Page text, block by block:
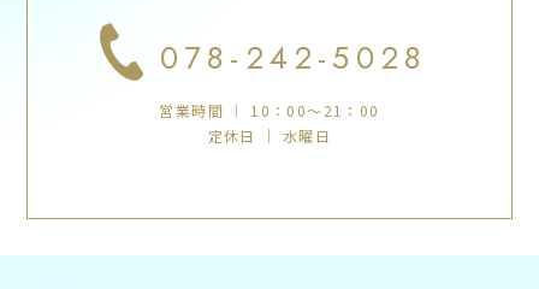
078-242-5028
営業時間 ｜ 10：00～21：00
定休日 ｜ 水曜日